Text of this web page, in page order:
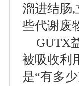
溜进结肠
些代谢废
GUTX
被吸收利
是“有多